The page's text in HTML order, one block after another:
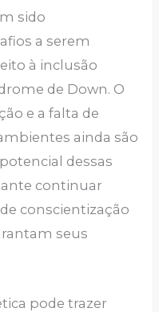
sido
a serem
à inclusão
de Down. O
e a falta de
ainda são
dessas
continuar
conscientização
seus
pode trazer